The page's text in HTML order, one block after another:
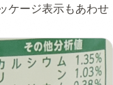
ケージ表示もあわせ